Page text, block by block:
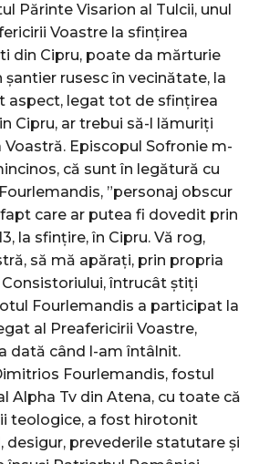
Părinte Visarion al Tulcii, unul
Voastre la sfințirea
din Cipru, poate da mărturie
șantier rusesc în vecinătate, la
aspect, legat tot de sfințirea
Cipru, ar trebui să-l lămuriți
Voastră. Episcopul Sofronie m-
că sunt în legătură cu
”personaj obscur
care ar putea fi dovedit prin
la sfințire, în Cipru. Vă rog,
să mă apărați, prin propria
întrucât știți
Fourlemandis a participat la
al Preafericirii Voastre,
dată când l-am întâlnit.
Fourlemandis, fostul
Alpha Tv din Atena, cu toate că
teologice, a fost hirotonit
desigur, prevederile statutare și